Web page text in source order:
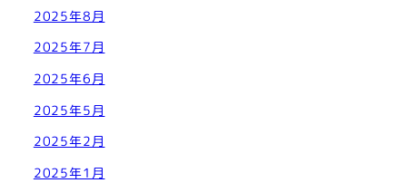
2025年8月
2025年7月
2025年6月
2025年5月
2025年2月
2025年1月